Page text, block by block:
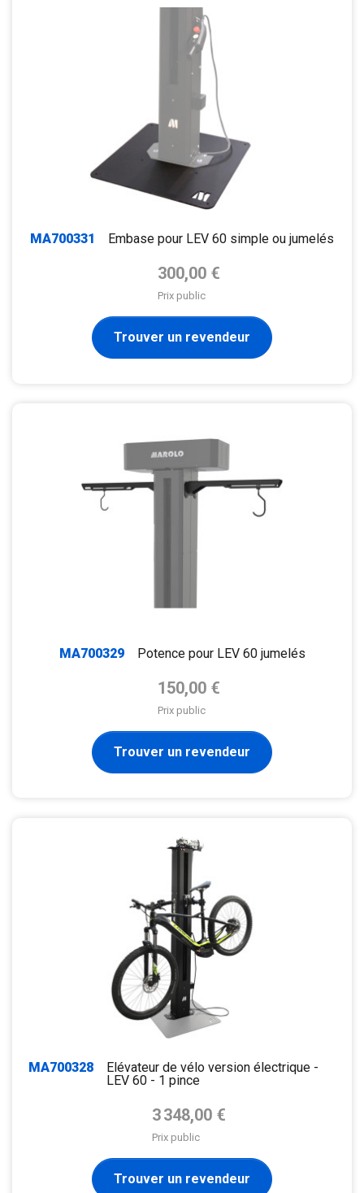
MA700331
Embase pour LEV 60 simple ou jumelés
Prix de base
300,00 €
Prix public
Trouver un revendeur
MA700329
Potence pour LEV 60 jumelés
Prix de base
150,00 €
Prix public
Trouver un revendeur
MA700328
Elévateur de vélo version électrique -
LEV 60 - 1 pince
Prix de base
3 348,00 €
Prix public
Trouver un revendeur